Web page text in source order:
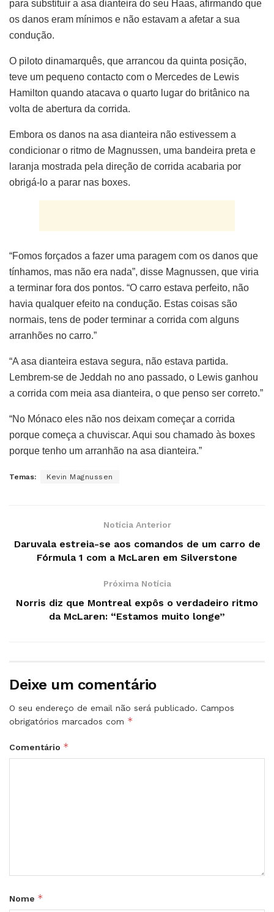
para substituir a asa dianteira do seu Haas, afirmando que
os danos eram mínimos e não estavam a afetar a sua
condução.
O piloto dinamarquês, que arrancou da quinta posição,
teve um pequeno contacto com o Mercedes de Lewis
Hamilton quando atacava o quarto lugar do britânico na
volta de abertura da corrida.
Embora os danos na asa dianteira não estivessem a
condicionar o ritmo de Magnussen, uma bandeira preta e
laranja mostrada pela direção de corrida acabaria por
obrigá-lo a parar nas boxes.
“Fomos forçados a fazer uma paragem com os danos que
tínhamos, mas não era nada”, disse Magnussen, que viria
a terminar fora dos pontos. “O carro estava perfeito, não
havia qualquer efeito na condução. Estas coisas são
normais, tens de poder terminar a corrida com alguns
arranhões no carro.”
“A asa dianteira estava segura, não estava partida.
Lembrem-se de Jeddah no ano passado, o Lewis ganhou
a corrida com meia asa dianteira, o que penso ser correto.”
“No Mónaco eles não nos deixam começar a corrida
porque começa a chuviscar. Aqui sou chamado às boxes
porque tenho um arranhão na asa dianteira.”
Temas: Kevin Magnussen
Notícia Anterior
Daruvala estreia-se aos comandos de um carro de
Fórmula 1 com a McLaren em Silverstone
Próxima Notícia
Norris diz que Montreal expôs o verdadeiro ritmo
da McLaren: “Estamos muito longe”
Deixe um comentário
O seu endereço de email não será publicado. Campos
obrigatórios marcados com *
Comentário *
Nome *